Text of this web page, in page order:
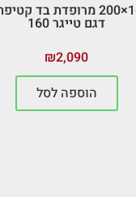
מיטה זוגית 160×200
דגם טייגר 160
₪2,090
הוספה לסל